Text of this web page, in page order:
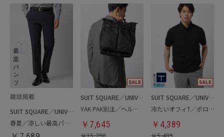
SUIT SQUARE／UNIVERSAL LANGUAGE
春夏／涼しい最高パンツ
SUIT SQUARE／UNIVERSAL LANGUAGE
YAK PAK別注／ヘルメットバッグ
￥ 7,645
￥15,290
SUIT SQUARE／UNIVERSAL LANGUAGE
冷たいオフィT／ポロシャツ
￥ 4,389
￥5,489